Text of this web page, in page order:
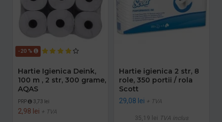
-20 %
Hartie Igienica Deink,
100 m , 2 str, 300 grame,
AQAS
PRP 3,73 lei
2,98 lei + TVA
Hartie igienica 2 str, 8
role, 350 portii / rola
Scott
29,08 lei + TVA
35,19 lei TVA inclus